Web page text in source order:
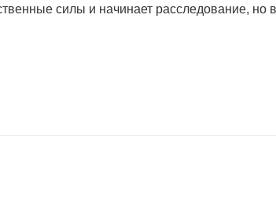
силы и начинает расследование, но